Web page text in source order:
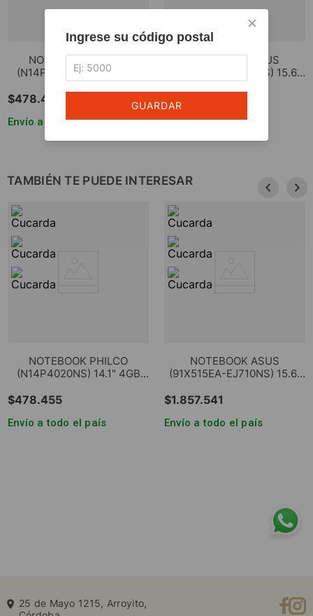
×
Ingrese su código postal
GUARDAR
NOTEBOOK PHILCO
(N14P4020NS) 14.1" 4GB
128GB SSD
$478.455
Envío a todo el país
NOTEBOOK ASUS
(91X515EA-EJ710NS) 15.6"
CORE I5 8GB 256GB
1 .
Envío a todo el país
TAMBIÉN TE PUEDE INTERESAR
NOTEBOOK PHILCO
(N14P4020NS) 14.1" 4GB
$478.455
Envío a todo el país
NOTEBOOK ASUS
(91X515EA-EJ710NS) 15.6"
$1.857.541
Envío a todo el país
25 de Mayo 1215, Arroyito,